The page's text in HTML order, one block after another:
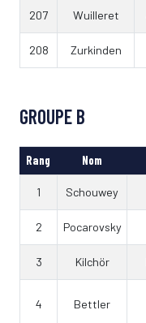
207 Wuilleret
208 Zurkinden
GROUPE B
Rang Nom
1 Schouwey
2 Pocarovsky
3 Kilchör
4 Bettler